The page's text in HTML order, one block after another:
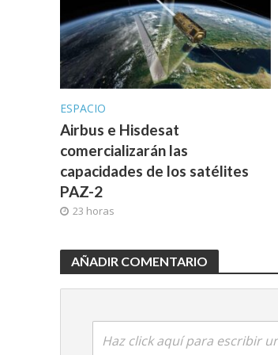
ESPACIO
Airbus e Hisdesat
comercializarán las
capacidades de los satélites
PAZ-2
23 horas
AÑADIR COMENTARIO
Haz click aquí para escribir